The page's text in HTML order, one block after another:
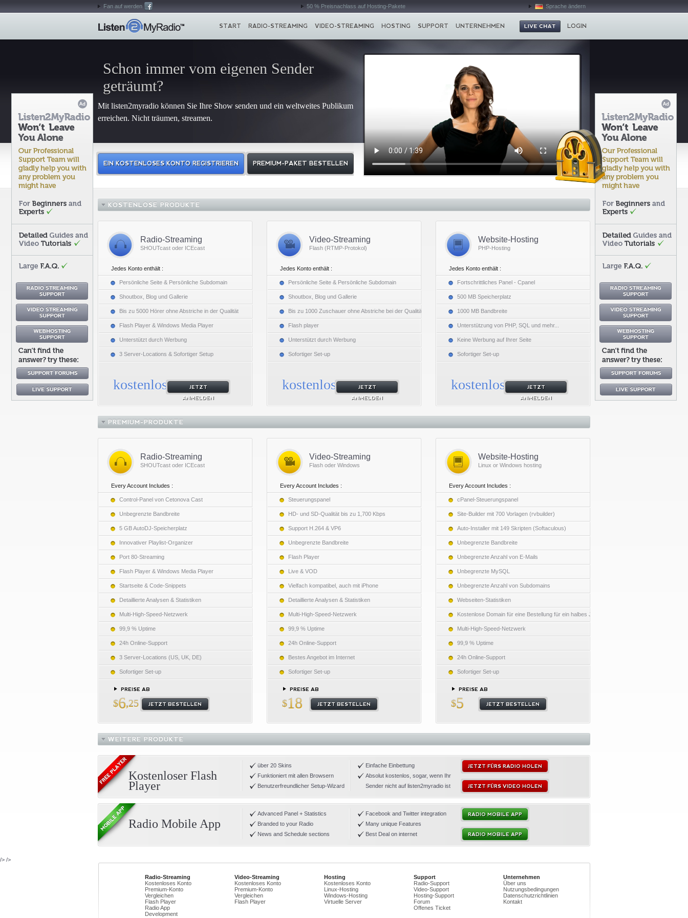
Fan auf werden 50 % Preisnachlass auf Hosting-Pakete Sprache ändern
START RADIO-STREAMING VIDEO-STREAMING HOSTING SUPPORT UNTERNEHMEN LOGIN
Schon immer vom eigenen Sender
geträumt?
Mit listen2myradio können Sie Ihre Show senden und ein weltweites Publikum
erreichen. Nicht träumen, streamen.
EIN KOSTENLOSES KONTO REGISTRIEREN PREMIUM-PAKET BESTELLEN
KOSTENLOSE PRODUKTE
Radio-Streaming
SHOUTcast oder ICEcast
Jedes Konto enthält :
Persönliche Seite & Persönliche Subdomain
Shoutbox, Blog und Gallerie
Bis zu 5000 Hörer ohne Abstriche in der Qualität
Flash Player & Windows Media Player
Unterstützt durch Werbung
3 Server-Locations & Sofortiger Setup
kostenlos
JETZT
ANMELDEN
Video-Streaming
Flash (RTMP-Protokol)
Jedes Konto enthält :
Persönliche Seite & Persönliche Subdomain
Shoutbox, Blog und Gallerie
Bis zu 1000 Zuschauer ohne Abstriche bei der Qualität
Flash player
Unterstützt durch Werbung
Sofortiger Set-up
kostenlos
JETZT
ANMELDEN
Website-Hosting
PHP-Hosting
Jedes Konto enthält :
Fortschrittliches Panel - Cpanel
500 MB Speicherplatz
1000 MB Bandbreite
Unterstützung von PHP, SQL und mehr...
Keine Werbung auf Ihrer Seite
Sofortiger Set-up
kostenlos
JETZT
ANMELDEN
PREMIUM-PRODUKTE
Radio-Streaming
SHOUTcast oder ICEcast
Every Account Includes :
Control-Panel von Cetonova Cast
Unbegrenzte Bandbreite
5 GB AutoDJ-Speicherplatz
Innovativer Playlist-Organizer
Port 80-Streaming
Flash Player & Windows Media Player
Startseite & Code-Snippets
Detaillierte Analysen & Statistiken
Multi-High-Speed-Netzwerk
99,9 % Uptime
24h Online-Support
3 Server-Locations (US, UK, DE)
Sofortiger Set-up
PREISE AB
$6,25 JETZT BESTELLEN
Video-Streaming
Flash oder Windows
Every Account Includes :
Steuerungspanel
HD- und SD-Qualität bis zu 1,700 Kbps
Support H.264 & VP6
Unbegrenzte Bandbreite
Flash Player
Live & VOD
Vielfach kompatibel, auch mit iPhone
Detaillierte Analysen & Statistiken
Multi-High-Speed-Netzwerk
99,9 % Uptime
24h Online-Support
Bestes Angebot im Internet
Sofortiger Set-up
PREISE AB
$18 JETZT BESTELLEN
Website-Hosting
Linux or Windows hosting
Every Account Includes :
cPanel-Steuerungspanel
Site-Builder mit 700 Vorlagen (rvbuilder)
Auto-Installer mit 149 Skripten (Softaculous)
Unbegrenzte Bandbreite
Unbegrenzte Anzahl von E-Mails
Unbegrenzte MySQL
Unbegrenzte Anzahl von Subdomains
Webseiten-Statistiken
Kostenlose Domain für eine Bestellung für ein halbes Jahr
Multi-High-Speed-Netzwerk
99,9 % Uptime
24h Online-Support
Sofortiger Set-up
PREISE AB
$5 JETZT BESTELLEN
WEITERE PRODUKTE
Kostenloser Flash
Player
über 20 Skins
Funktioniert mit allen Browsern
Benutzerfreundlicher Setup-Wizard
Einfache Einbettung
Absolut kostenlos, sogar, wenn Ihr
Sender nicht auf listen2myradio ist
JETZT FÜRS RADIO HOLEN
JETZT FÜRS VIDEO HOLEN
Radio Mobile App
Advanced Panel + Statistics
Branded to your Radio
News and Schedule sections
Facebook and Twitter integration
Many unique Features
Best Deal on internet
RADIO MOBILE APP
RADIO MOBILE APP
/> />
Radio-Streaming
Kostenloses Konto
Premium-Konto
Vergleichen
Flash Player
Radio App
Development
Video-Streaming
Kostenloses Konto
Premium-Konto
Vergleichen
Flash Player
Hosting
Kostenloses Konto
Linux-Hosting
Windows-Hosting
Virtuelle Server
Support
Radio-Support
Video-Support
Hosting-Support
Forum
Offenes Ticket
Unternehmen
Über uns
Nutzungsbedingungen
Datenschutzrichtlinien
Kontakt